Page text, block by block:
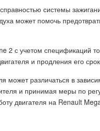
системы
может помочь
2 с учетом спецификаций
и продления его
различаться в
и принимая меры по
двигателя на Renault